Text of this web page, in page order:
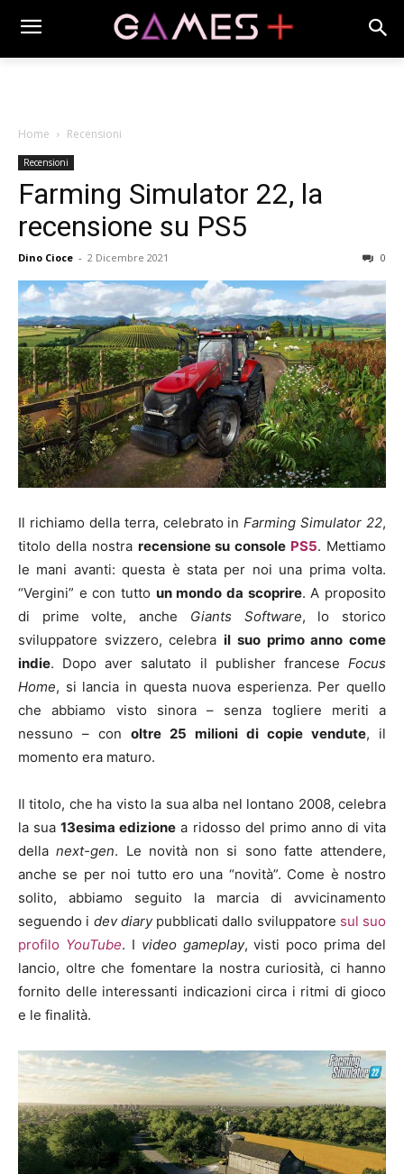
Home Recensioni
Recensioni
Farming Simulator 22, la
recensione su PS5
Dino Cioce - 2 Dicembre 2021 0
Il richiamo della terra, celebrato inFarming Simulator 22,
titolo della nostra recensione su console PS5. Mettiamo
le mani avanti: questa è stata per noi una prima volta.
“Vergini” e con tutto un mondo da scoprire. A proposito
di prime volte, anche Giants Software, lo storico
sviluppatore svizzero, celebrail suo primo anno come
indie. Dopo aver salutato il publisher francese Focus
Home, si lancia in questa nuova esperienza. Per quello
che abbiamo visto sinora – senza togliere meriti a
nessuno – con oltre 25 milioni di copie vendute, il
momento era maturo.
Il titolo, che ha visto la sua alba nel lontano 2008, celebra
la sua13esima edizione a ridosso del primo anno di vita
dellanext-gen. Le novità non si sono fatte attendere,
anche se per noi tutto ero una “novità”. Come è nostro
solito, abbiamo seguito la marcia di avvicinamento
seguendo i dev diarypubblicati dallo sviluppatore sul suo
profilo YouTube. I video gameplay, visti poco prima del
lancio, oltre che fomentare la nostra curiosità, ci hanno
fornito delle interessanti indicazioni circa i ritmi di gioco
e le finalità.